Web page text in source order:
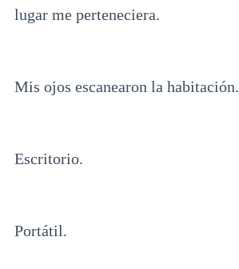
lugar me perteneciera.
Mis ojos escanearon la habitación.
Escritorio.
Portátil.